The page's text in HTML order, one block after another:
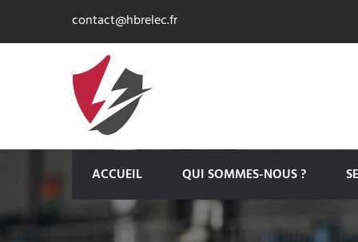
contact@hbrelec.fr
ACCUEIL QUI SOMMES-NOUS ?